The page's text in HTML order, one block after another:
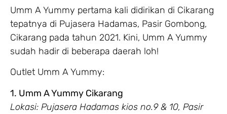
Umm A Yummy pertama kali didirikan di Cikarang
tepatnya di Pujasera Hadamas, Pasir Gombong,
Cikarang pada tahun 2021. Kini, Umm A Yummy
sudah hadir di beberapa daerah loh!
Outlet Umm A Yummy:
1. Umm A Yummy Cikarang
Lokasi: Pujasera Hadamas kios no.9 & 10, Pasir